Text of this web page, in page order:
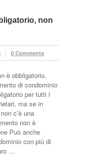
non
0 Comments
è obbligatorio,
di condominio
per tutti i
ma se in
c’è una
non è
Può anche
con più di
…